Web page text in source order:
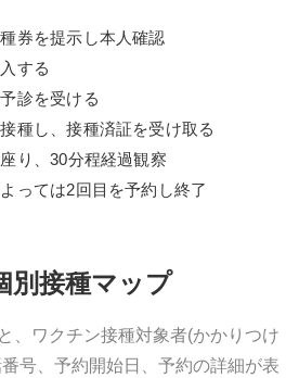
券を提示し本人確認
する
診を受ける
種し、接種済証を受け取る
り、30分程経過観察
っては2回目を予約し終了
別接種マップ
、ワクチン接種対象者(かかりつけ
号、予約開始日、予約の詳細が表